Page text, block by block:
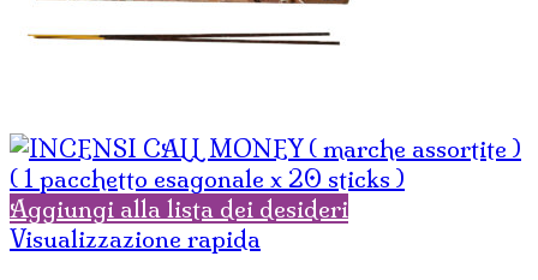
Aggiungi alla lista dei desideri
Visualizzazione rapida